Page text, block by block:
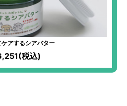
ケアするシアバター
税込)